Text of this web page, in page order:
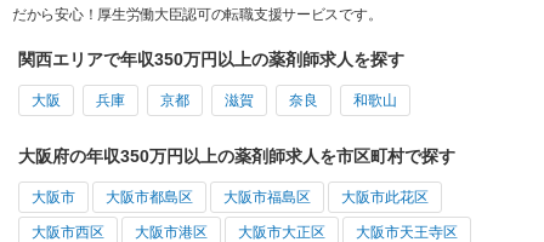
だから安心！厚生労働大臣認可の転職支援サービスです。
関西エリアで年収350万円以上の薬剤師求人を探す
大阪 兵庫 京都 滋賀 奈良 和歌山
大阪府の年収350万円以上の薬剤師求人を市区町村で探す
大阪市 大阪市都島区 大阪市福島区 大阪市此花区
大阪市西区 大阪市港区 大阪市大正区 大阪市天王寺区